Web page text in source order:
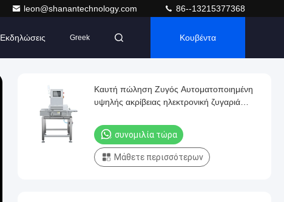
leon@shanantechnology.com 86--13215377368
Εκδηλώσεις Greek Κουβέντα
Καυτή πώληση Ζυγός Αυτοματοποιημένη
υψηλής ακρίβειας ηλεκτρονική ζυγαριά
συνομιλία τώρα
Μάθετε περισσότερων